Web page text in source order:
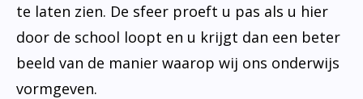
te laten zien. De sfeer proeft u pas als u hier
door de school loopt en u krijgt dan een beter
beeld van de manier waarop wij ons onderwijs
vormgeven.